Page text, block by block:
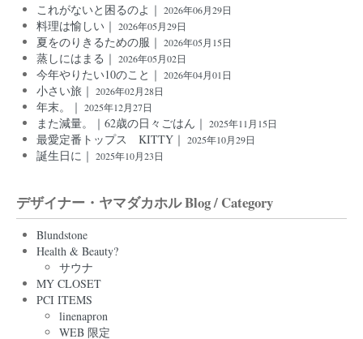
これがないと困るのよ｜ 2026年06月29日
料理は愉しい｜ 2026年05月29日
夏をのりきるための服｜ 2026年05月15日
蒸しにはまる｜ 2026年05月02日
今年やりたい10のこと｜ 2026年04月01日
小さい旅｜ 2026年02月28日
年末。｜ 2025年12月27日
また減量。｜62歳の日々ごはん｜ 2025年11月15日
最愛定番トップス KITTY｜ 2025年10月29日
誕生日に｜ 2025年10月23日
デザイナー・ヤマダカホル Blog / Category
Blundstone
Health & Beauty?
サウナ
MY CLOSET
PCI ITEMS
linenapron
WEB 限定